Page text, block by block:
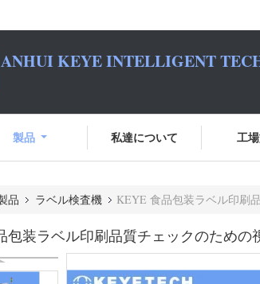
ANHUI KEYE INTELLIGENT
製品 私達について 工
品 ラベル検査機 KEYE 食品包装ラベル印刷
包装ラベル印刷品質チェックのための